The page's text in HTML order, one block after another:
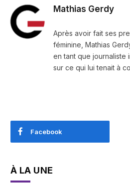
Mathias Gerdy
Après avoir fait ses
féminine, Mathias
en tant que
sur ce qui lui tenait à
Facebook
À LA UNE